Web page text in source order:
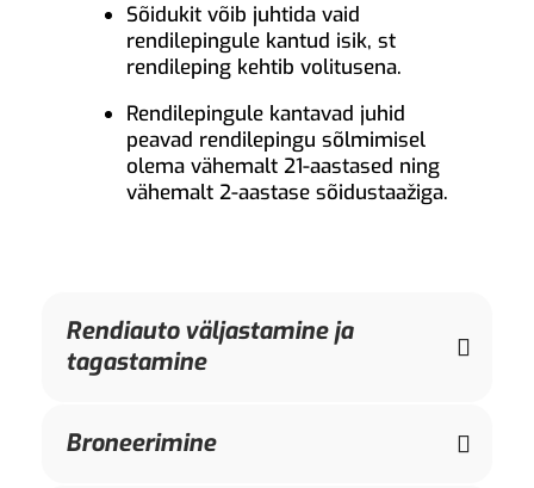
Sõidukit võib juhtida vaid
rendilepingule kantud isik, st
rendileping kehtib volitusena.
Rendilepingule kantavad juhid
peavad rendilepingu sõlmimisel
olema vähemalt 21-aastased ning
vähemalt 2-aastase sõidustaažiga.
Rendiauto väljastamine ja
tagastamine
Broneerimine